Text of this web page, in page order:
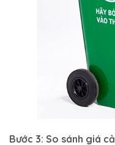
Bước 3: So sánh giá cả